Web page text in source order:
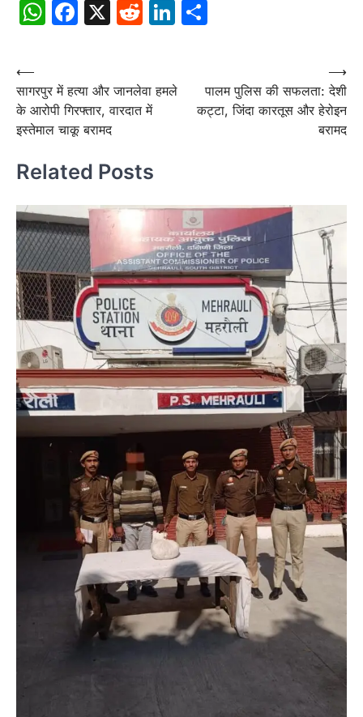
WhatsApp
Facebook
X RedditLinkedIn
Post
navigation
⟵
सागरपुर में हत्या और जानलेवा हमले
के आरोपी गिरफ्तार, वारदात में
इस्तेमाल चाकू बरामद
पालम पुलिस की सफलता: देशी
कट्टा, जिंदा कारतूस और हेरोइन
बरामद
⟶
Related Posts